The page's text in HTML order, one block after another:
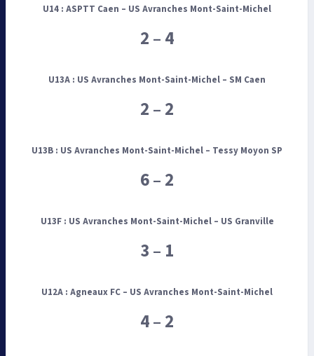
U14 : ASPTT Caen – US Avranches Mont-Saint-Michel
2 – 4
U13A : US Avranches Mont-Saint-Michel – SM Caen
2 – 2
U13B : US Avranches Mont-Saint-Michel – Tessy Moyon SP
6 – 2
U13F : US Avranches Mont-Saint-Michel – US Granville
3 – 1
U12A : Agneaux FC – US Avranches Mont-Saint-Michel
4 – 2